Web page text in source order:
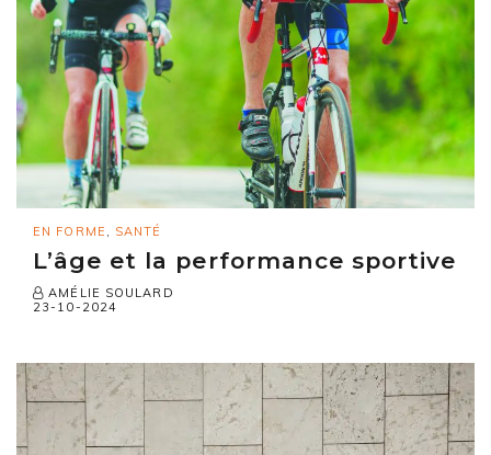
EN FORME , SANTÉ
L’âge et la performance sportive
AMÉLIE SOULARD
23-10-2024